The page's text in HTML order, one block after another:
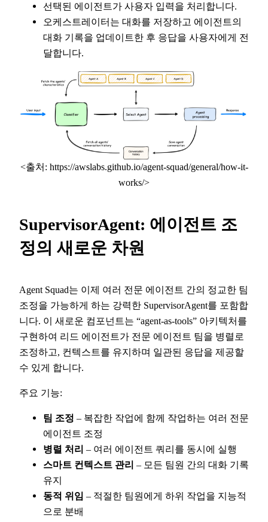
선택된 에이전트가 사용자 입력을 처리합니다.
오케스트레이터는 대화를 저장하고 에이전트의
대화 기록을 업데이트한 후 응답을 사용자에게 전
달합니다.
<출처: https://awslabs.github.io/agent-squad/general/how-it-
works/>
SupervisorAgent: 에이전트 조
정의 새로운 차원
Agent Squad는 이제 여러 전문 에이전트 간의 정교한 팀
조정을 가능하게 하는 강력한 SupervisorAgent를 포함합
니다. 이 새로운 컴포넌트는 “agent-as-tools” 아키텍처를
구현하여 리드 에이전트가 전문 에이전트 팀을 병렬로
조정하고, 컨텍스트를 유지하며 일관된 응답을 제공할
수 있게 합니다.
주요 기능:
팀 조정 – 복잡한 작업에 함께 작업하는 여러 전문
에이전트 조정
병렬 처리 – 여러 에이전트 쿼리를 동시에 실행
스마트 컨텍스트 관리 – 모든 팀원 간의 대화 기록
유지
동적 위임 – 적절한 팀원에게 하위 작업을 지능적
으로 분배